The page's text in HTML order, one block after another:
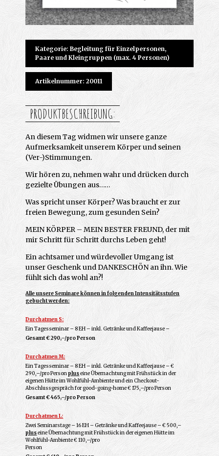
Kategorie: Begleitung für Einzelpersonen,
Paare und Kleingruppen (max. 4 Personen)
Artikelnummer: 20011
PRODUKTBESCHREIBUNG:
An diesem Tag widmen wir unsere ganze
Aufmerksamkeit unserem Körper und seinen
(Ver-)Stimmungen.
Wir hören zu, nehmen wahr und drücken durch
gezielte Übungen aus……
Was spricht unser Körper? Was braucht er zur
freien Bewegung, zum gesunden Sein?
MEIN KÖRPER – MEIN BESTER FREUND, der mit
mir Schritt für Schritt durchs Leben geht!
Ein achtsamer und würdevoller Umgang ist
unser Geschenk und DANKESCHÖN an ihn. Wie
fühlt sich das wohl an?!
Alle unsere Seminare können in folgenden Intensitätsstufen
gebucht werden:
Durchatmen S:
Ein Tagesseminar – 8 EH – inkl. Getränke und Kaffeejause –
Gesamt € 290,–/pro Person
Durchatmen M:
Ein Tagesseminar – 8 EH – inkl. Getränke und Kaffeejause – €
290,–/pro Personpluseine Übernachtung mit Frühstück in der
eigenen Hütte im Wohlfühl-Ambiente und ein Checkout-
Abschlussgespräch for good-going-home € 175,–/pro Person
Gesamt€ 465,–/pro Person
Durchatmen L:
Zwei Seminarstage – 16 EH – Getränke und Kaffeejause – € 500,–
pluseine Übernachtung mit Frühstück in der eigenen Hütte im
Wohlfühl-Ambiente € 110,–/pro
Person